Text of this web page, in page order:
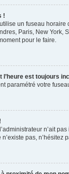
!
un fuseau
Paris, New York,
pour le faire.
l’heure est toujours
paramétré votre
n’ait
pas,